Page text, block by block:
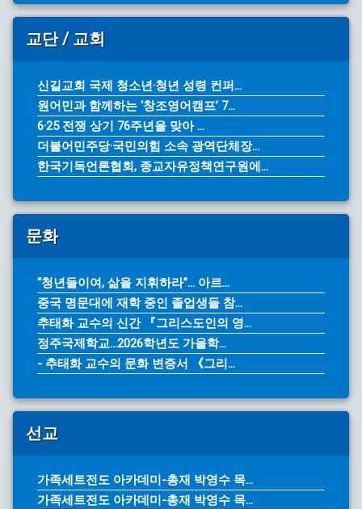
교단 / 교회
신길교회 국제 청소년·청년 성령 컨퍼...
원어민과 함께하는 ‘창조영어캠프’ 7...
6·25 전쟁 상기 76주년을 맞아 ...
더불어민주당·국민의힘 소속 광역단체장...
한국기독언론협회, 종교자유정책연구원에...
문화
“청년들이여, 삶을 지휘하라”… 아르...
중국 명문대에 재학 중인 졸업생들 참...
추태화 교수의 신간 『그리스도인의 영...
정주국제학교...2026학년도 가을학...
- 추태화 교수의 문화 변증서 《그리...
선교
가족세트전도 아카데미-총재 박영수 목...
가족세트전도 아카데미-총재 박영수 목...